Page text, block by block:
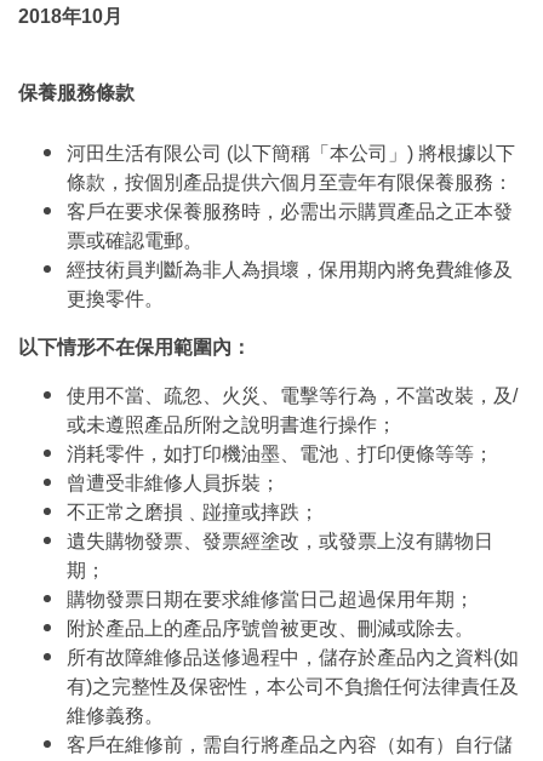
2018年10月
保養服務條款
河田生活有限公司 (以下簡稱「本公司」) 將根據以下
條款，按個別產品提供六個月至壹年有限保養服務：
客戶在要求保養服務時，必需出示購買產品之正本發
票或確認電郵。
經技術員判斷為非人為損壞，保用期內將免費維修及
更換零件。
以下情形不在保用範圍內：
使用不當、疏忽、火災、電擊等行為，不當改裝，及/
或未遵照產品所附之說明書進行操作；
消耗零件，如打印機油墨、電池﹑打印便條等等；
曾遭受非維修人員拆裝；
不正常之磨損﹑踫撞或摔跌；
遺失購物發票、發票經塗改，或發票上沒有購物日
期；
購物發票日期在要求維修當日己超過保用年期；
附於產品上的產品序號曾被更改、刪減或除去。
所有故障維修品送修過程中，儲存於產品內之資料(如
有)之完整性及保密性，本公司不負擔任何法律責任及
維修義務。
客戶在維修前，需自行將產品之內容（如有）自行儲